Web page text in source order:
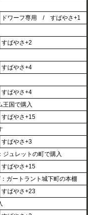
ドワーフ専用 / すばやさ+1
すばやさ+2
すばやさ+4
すばやさ+4
国で購入
すばやさ+15
すばやさ+3
ュレットの町で購入
すばやさ+15
ガートラント城下町の本棚
すばやさ+23